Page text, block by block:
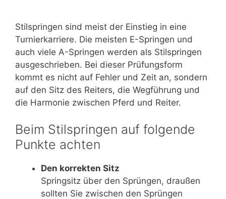
Stilspringen sind meist der Einstieg in eine
Turnierkarriere. Die meisten E-Springen und
auch viele A-Springen werden als Stilspringen
ausgeschrieben. Bei dieser Prüfungsform
kommt es nicht auf Fehler und Zeit an, sondern
auf den Sitz des Reiters, die Wegführung und
die Harmonie zwischen Pferd und Reiter.
Beim Stilspringen auf folgende
Punkte achten
Den korrekten Sitz
Springsitz über den Sprüngen, draußen
sollten Sie zwischen den Sprüngen